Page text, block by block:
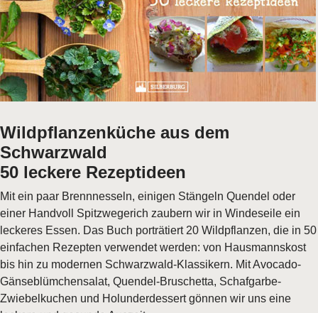
Wildpflanzenküche aus dem
Schwarzwald
50 leckere Rezeptideen
Mit ein paar Brennnesseln, einigen Stängeln Quendel oder
einer Handvoll Spitzwegerich zaubern wir in Windeseile ein
leckeres Essen. Das Buch porträtiert 20 Wildpflanzen, die in 50
einfachen Rezepten verwendet werden: von Hausmannskost
bis hin zu modernen Schwarzwald-Klassikern. Mit Avocado-
Gänseblümchensalat, Quendel-Bruschetta, Schafgarbe-
Zwiebelkuchen und Holunderdessert gönnen wir uns eine